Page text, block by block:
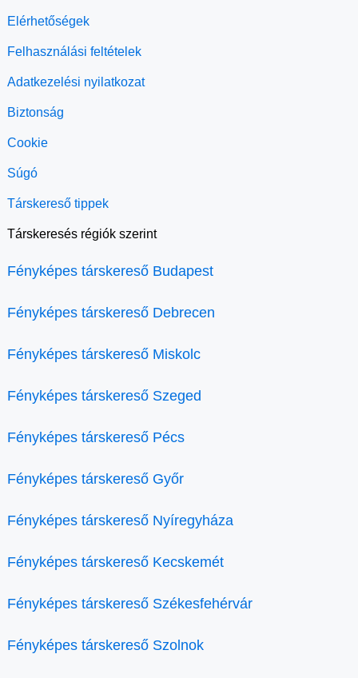
Elérhetőségek
Felhasználási feltételek
Adatkezelési nyilatkozat
Biztonság
Cookie
Súgó
Társkereső tippek
Társkeresés régiók szerint
Fényképes társkereső Budapest
Fényképes társkereső Debrecen
Fényképes társkereső Miskolc
Fényképes társkereső Szeged
Fényképes társkereső Pécs
Fényképes társkereső Győr
Fényképes társkereső Nyíregyháza
Fényképes társkereső Kecskemét
Fényképes társkereső Székesfehérvár
Fényképes társkereső Szolnok